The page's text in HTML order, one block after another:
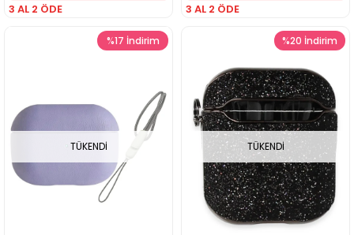
3 AL 2 ÖDE 3 AL 2 ÖDE
TÜKENDI
%17 İndirim
TÜKENDI
%20 İndirim